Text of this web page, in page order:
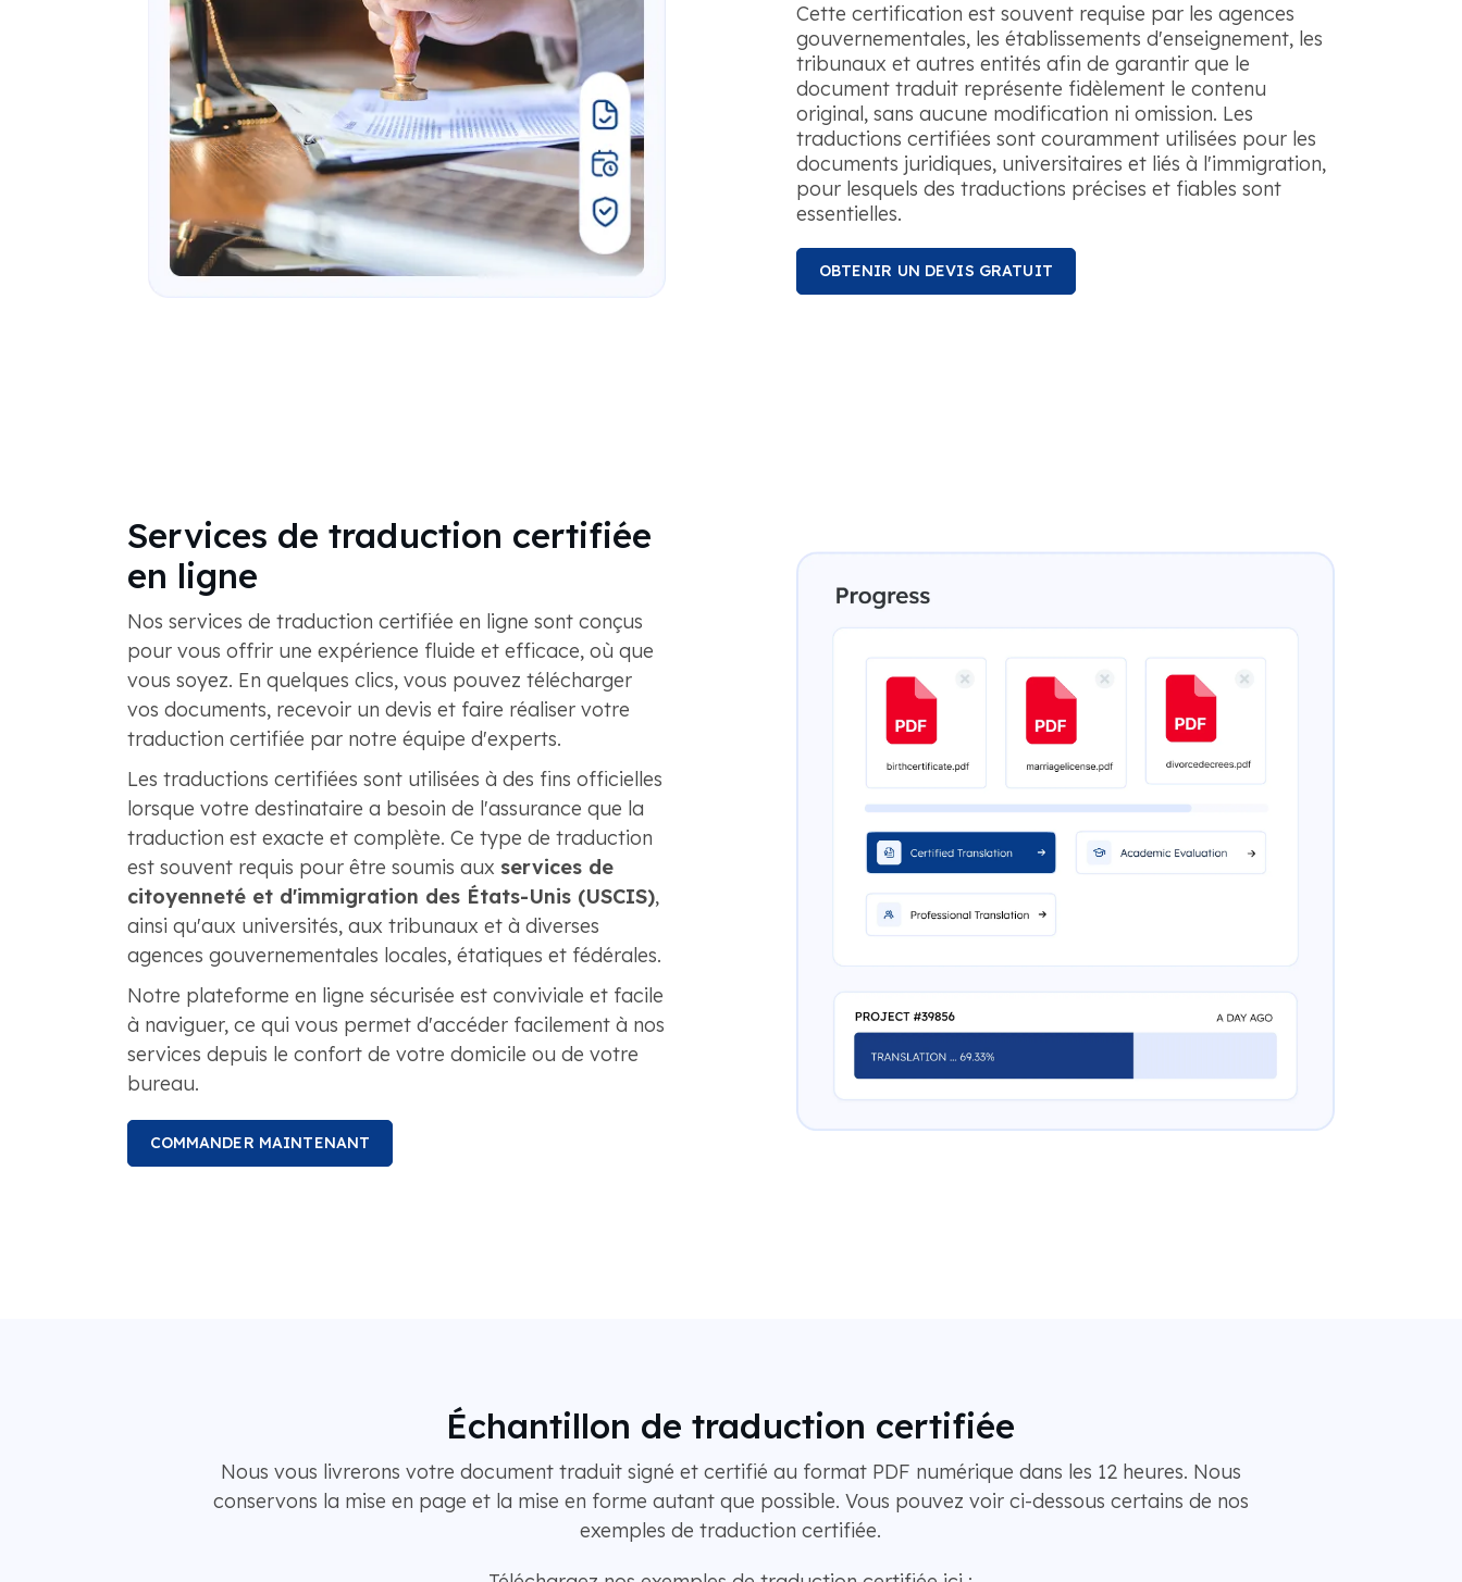
Cette certification est souvent requise par les agences
gouvernementales, les établissements d'enseignement, les
tribunaux et autres entités afin de garantir que le
document traduit représente fidèlement le contenu
original, sans aucune modification ni omission. Les
traductions certifiées sont couramment utilisées pour les
documents juridiques, universitaires et liés à l'immigration,
pour lesquels des traductions précises et fiables sont
essentielles.
OBTENIR UN DEVIS GRATUIT
Services de traduction certifiée
en ligne
Nos services de traduction certifiée en ligne sont conçus
pour vous offrir une expérience fluide et efficace, où que
vous soyez. En quelques clics, vous pouvez télécharger
vos documents, recevoir un devis et faire réaliser votre
traduction certifiée par notre équipe d'experts.
Les traductions certifiées sont utilisées à des fins officielles
lorsque votre destinataire a besoin de l'assurance que la
traduction est exacte et complète. Ce type de traduction
est souvent requis pour être soumis aux services de
citoyenneté et d'immigration des États-Unis (USCIS),
ainsi qu'aux universités, aux tribunaux et à diverses
agences gouvernementales locales, étatiques et fédérales.
Notre plateforme en ligne sécurisée est conviviale et facile
à naviguer, ce qui vous permet d'accéder facilement à nos
services depuis le confort de votre domicile ou de votre
bureau.
COMMANDER MAINTENANT
Échantillon de traduction certifiée
Nous vous livrerons votre document traduit signé et certifié au format PDF numérique dans les 12 heures. Nous
conservons la mise en page et la mise en forme autant que possible. Vous pouvez voir ci-dessous certains de nos
exemples de traduction certifiée.